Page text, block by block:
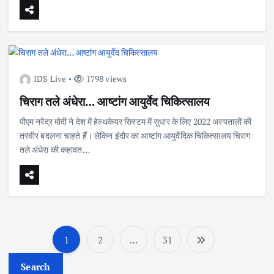
IDS Live 1798 views
चिराग तले अंधेरा… आष्टांग आयुर्वेद चिकित्सालय
पीएम नरेंद्र मोदी ने देश में हेल्थकेयर सिस्टम में सुधार के लिए 2022 अस्पतालों की
तस्वीर बदलना चाहते हैं। लेकिन इंदौर का आष्टांग आयुर्वेदिक चिकित्सालय चिराग
तले अंधेरा की कहावत…
P
1 2 … 31
Search